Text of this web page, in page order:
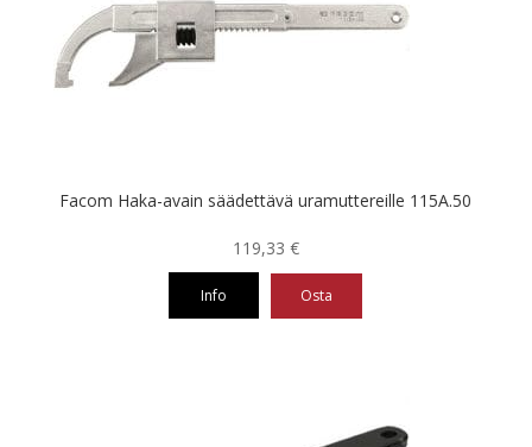
Facom Haka-avain säädettävä uramuttereille 115A.50
119,33 €
Info Osta